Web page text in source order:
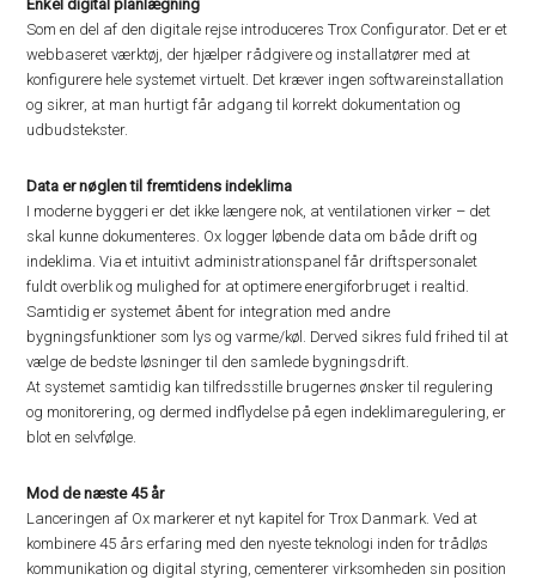
Enkel digital planlægning
Som en del af den digitale rejse introduceres Trox Configurator. Det er et
webbaseret værktøj, der hjælper rådgivere og installatører med at
konfigurere hele systemet virtuelt. Det kræver ingen softwareinstallation
og sikrer, at man hurtigt får adgang til korrekt dokumentation og
udbudstekster.
Data er nøglen til fremtidens indeklima
I moderne byggeri er det ikke længere nok, at ventilationen virker – det
skal kunne dokumenteres. Ox logger løbende data om både drift og
indeklima. Via et intuitivt administrationspanel får driftspersonalet
fuldt overblik og mulighed for at optimere energiforbruget i realtid.
Samtidig er systemet åbent for integration med andre
bygningsfunktioner som lys og varme/køl. Derved sikres fuld frihed til at
vælge de bedste løsninger til den samlede bygningsdrift.
At systemet samtidig kan tilfredsstille brugernes ønsker til regulering
og monitorering, og dermed indflydelse på egen indeklimaregulering, er
blot en selvfølge.
Mod de næste 45 år
Lanceringen af Ox markerer et nyt kapitel for Trox Danmark. Ved at
kombinere 45 års erfaring med den nyeste teknologi inden for trådløs
kommunikation og digital styring, cementerer virksomheden sin position